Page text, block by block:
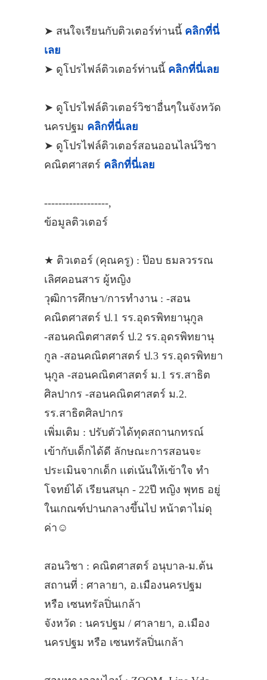
➤ สนใจเรียนกับติวเตอร์ท่านนี้ คลิกที่นี่
เลย
➤ ดูโปรไฟล์ติวเตอร์ท่านนี้ คลิกที่นี่เลย
➤ ดูโปรไฟล์ติวเตอร์วิชาอื่นๆในจังหวัด
นครปฐม คลิกที่นี่เลย
➤ ดูโปรไฟล์ติวเตอร์สอนออนไลน์วิชา
คณิตศาสตร์ คลิกที่นี่เลย
------------------,
ข้อมูลติวเตอร์
★ ติวเตอร์ (คุณครู) : ป๊อบ ธมลวรรณ
เลิศคอนสาร ผู้หญิง
วุฒิการศึกษา/การทำงาน : -สอน
คณิตศาสตร์ ป.1 รร.อุดรพิทยานุกูล
-สอนคณิตศาสตร์ ป.2 รร.อุดรพิทยานุ
กูล -สอนคณิตศาสตร์ ป.3 รร.อุดรพิทยา
นุกูล -สอนคณิตศาสตร์ ม.1 รร.สาธิต
ศิลปากร -สอนคณิตศาสตร์ ม.2.
รร.สาธิตศิลปากร
เพิ่มเติม : ปรับตัวได้ทุดสถานกทรณ์
เข้ากับเด็กได้ดี ลักษณะการสอนจะ
ประเมินจากเด็ก เเต่เน้นให้เข้าใจ ทำ
โจทย์ได้ เรียนสนุก - 22ปี หญิง พุทธ อยู่
ในเกณฑ์ปานกลางขึ้นไป หน้าตาไม่ดุ
ค่า☺️
สอนวิชา : คณิตศาสตร์ อนุบาล-ม.ต้น
สถานที่ : ศาลายา, อ.เมืองนครปฐม
หรือ เซนทรัลปิ่นเกล้า
จังหวัด : นครปฐม / ศาลายา, อ.เมือง
นครปฐม หรือ เซนทรัลปิ่นเกล้า